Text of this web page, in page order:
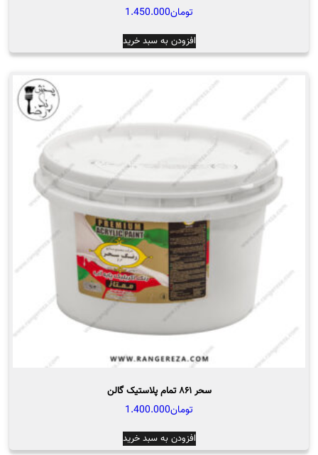
تومان1.450.000
افزودن به سبد خرید
سحر ۸۶۱ تمام پلاستیک گالن
تومان1.400.000
افزودن به سبد خرید